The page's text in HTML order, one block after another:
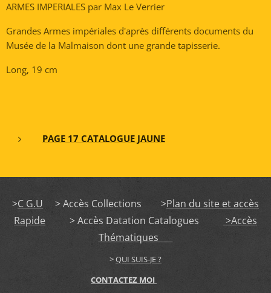
ARMES IMPERIALES par Max Le Verrier
Grandes Armes impériales d'après différents documents du
Musée de la Malmaison dont une grande tapisserie.
Long, 19 cm
PAGE 17 CATALOGUE JAUNE
>C G.U > Accès Collections >Plan du site et accès
Rapide > Accès Datation Catalogues
>Accès
Thématiques
>QUI SUIS-JE ?
CONTACTEZ MOI